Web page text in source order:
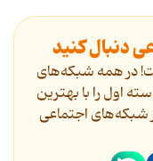
دنبال کنید
در همه شبکه‌های
اول را با بهترین
شبکه‌های اجتماعی